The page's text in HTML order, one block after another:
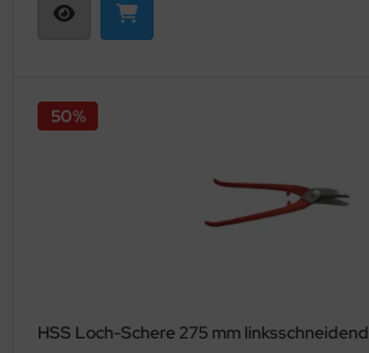
HSS Loch-Schere 275 mm linksschneidend
50%